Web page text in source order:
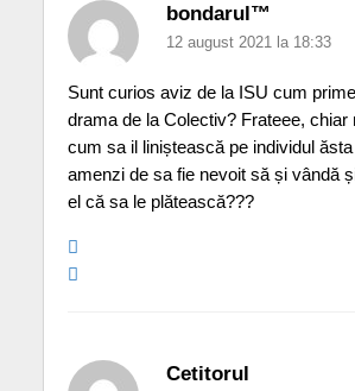
bondarul™
12 august 2021 la 18:33
Sunt curios aviz de la ISU cum
drama de la Colectiv? Frateee, chiar
cum sa il liniștească pe individul
amenzi de sa fie nevoit să și vândă
el că sa le plătească???
Cetitorul